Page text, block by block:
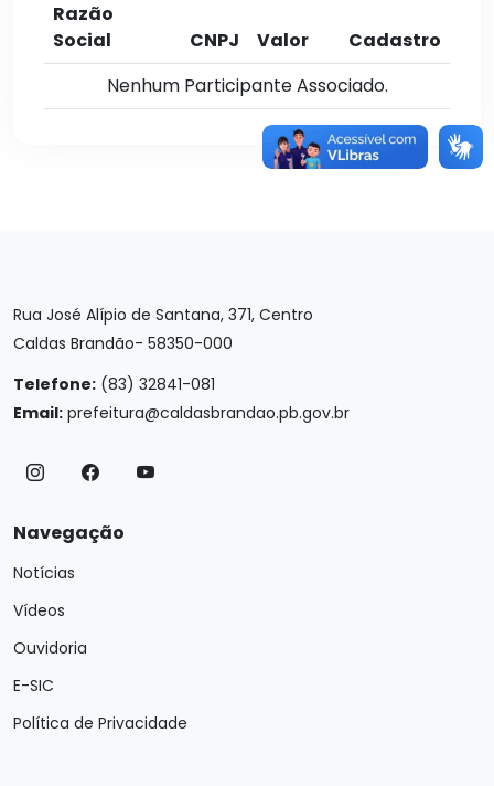
Razão
Social
CNPJ Valor
Cadastro
Nenhum Participante Associado.
Rua José Alípio de Santana, 371, Centro
Caldas Brandão- 58350-000
Telefone: (83) 32841-081
Email: prefeitura@caldasbrandao.pb.gov.br
Navegação
Notícias
Vídeos
Ouvidoria
E-SIC
Política de Privacidade